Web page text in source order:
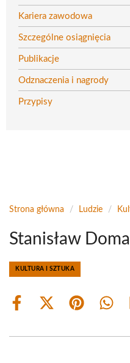
Kariera zawodowa
Szczególne osiągnięcia
Publikacje
Odznaczenia i nagrody
Przypisy
Strona główna / Ludzie /
Stanisław
KULTURA I SZTUKA
Share
Share
(Twitter)
Share Share